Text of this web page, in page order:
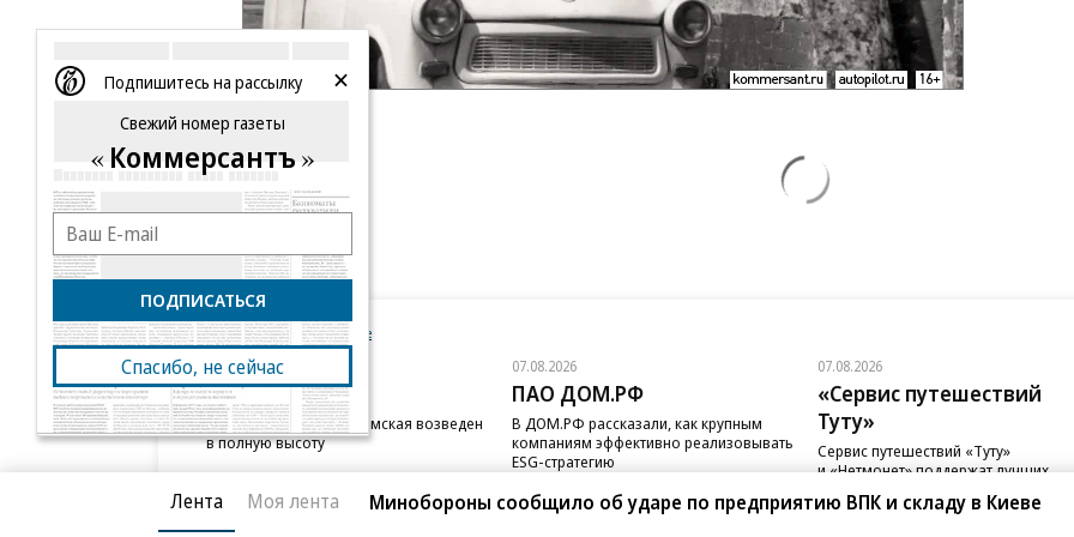
Новости компаний Все
07.08.2026
STONE
Бизнес-центр STONE Римская возведен
в полную высоту
07.08.2026
ПАО ДОМ.РФ
В ДОМ.РФ рассказали, как крупным
компаниям эффективно реализовывать
ESG-стратегию
07.08.2026
«Сервис путешествий
Туту»
Сервис путешествий «Туту»
и «Нетмонет» поддержат лучших
Лента Моя лента Минобороны сообщило об ударе по предприятию ВПК и складу в Киеве
Подпишитесь на рассылку
Свежий номер газеты
Коммерсантъ
ПОДПИСАТЬСЯ
Спасибо, не сейчас